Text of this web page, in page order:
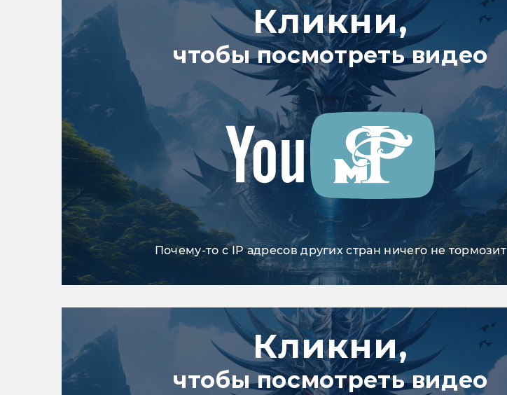
Кликни,
чтобы посмотреть видео
Почему-то с IP адресов других стран ничего не тормозит
Кликни,
чтобы посмотреть видео